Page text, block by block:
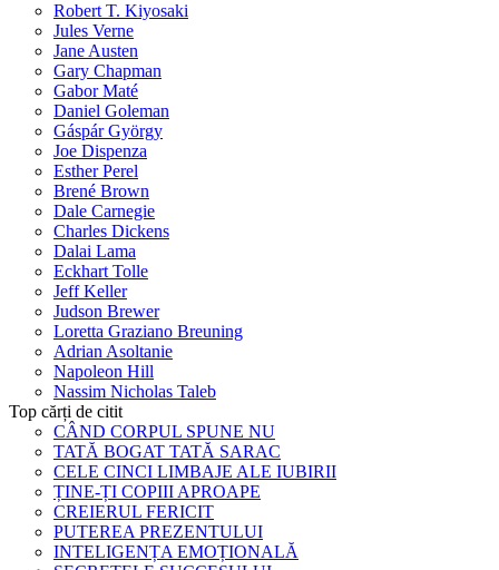
Robert T. Kiyosaki
Jules Verne
Jane Austen
Gary Chapman
Gabor Maté
Daniel Goleman
Gáspár György
Joe Dispenza
Esther Perel
Brené Brown
Dale Carnegie
Charles Dickens
Dalai Lama
Eckhart Tolle
Jeff Keller
Judson Brewer
Loretta Graziano Breuning
Adrian Asoltanie
Napoleon Hill
Nassim Nicholas Taleb
Top cărți de citit
CÂND CORPUL SPUNE NU
TATĂ BOGAT TATĂ SARAC
CELE CINCI LIMBAJE ALE IUBIRII
ȚINE-ȚI COPIII APROAPE
CREIERUL FERICIT
PUTEREA PREZENTULUI
INTELIGENȚA EMOȚIONALĂ